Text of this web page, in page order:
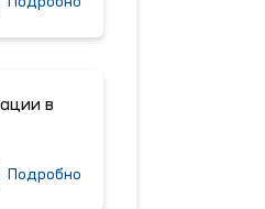
в
Подробно